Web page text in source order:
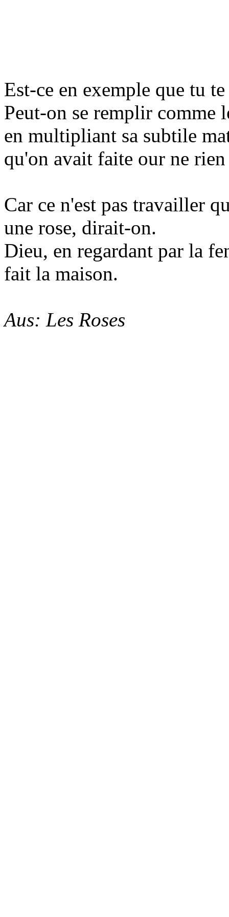
Est-ce en exemple que tu
Peut-on se remplir comme
en multipliant sa subtile
qu'on avait faite our ne
Car ce n'est pas travailler
une rose, dirait-on.
Dieu, en regardant par la
fait la maison.
Aus: Les Roses